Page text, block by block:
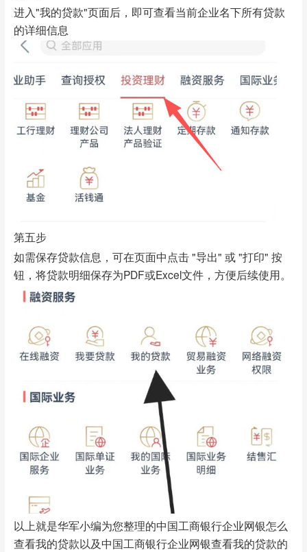
进入"我的贷款"页面后，即可查看当前企业名下所有贷款
的详细信息
第五步
如需保存贷款信息，可在页面中点击 "导出" 或 "打印" 按
钮，将贷款明细保存为PDF或Excel文件，方便后续使用。
以上就是华军小编为您整理的中国工商银行企业网银怎么
查看我的贷款以及中国工商银行企业网银查看我的贷款的